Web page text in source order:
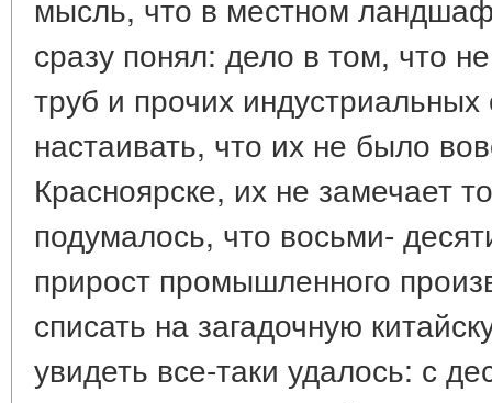
сразу понял: дело в том, что
труб и прочих
настаивать, что их не было
Красноярске, их не замечает
подумалось, что восьми-
прирост промышленного
списать на загадочную
увидеть все-таки удалось: с